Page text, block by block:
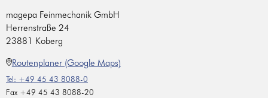
magepa Feinmechanik GmbH
Herrenstraße 24
23881 Koberg
Routenplaner (Google Maps)
Tel: +49 45 43 8088-0
Fax +49 45 43 8088-20